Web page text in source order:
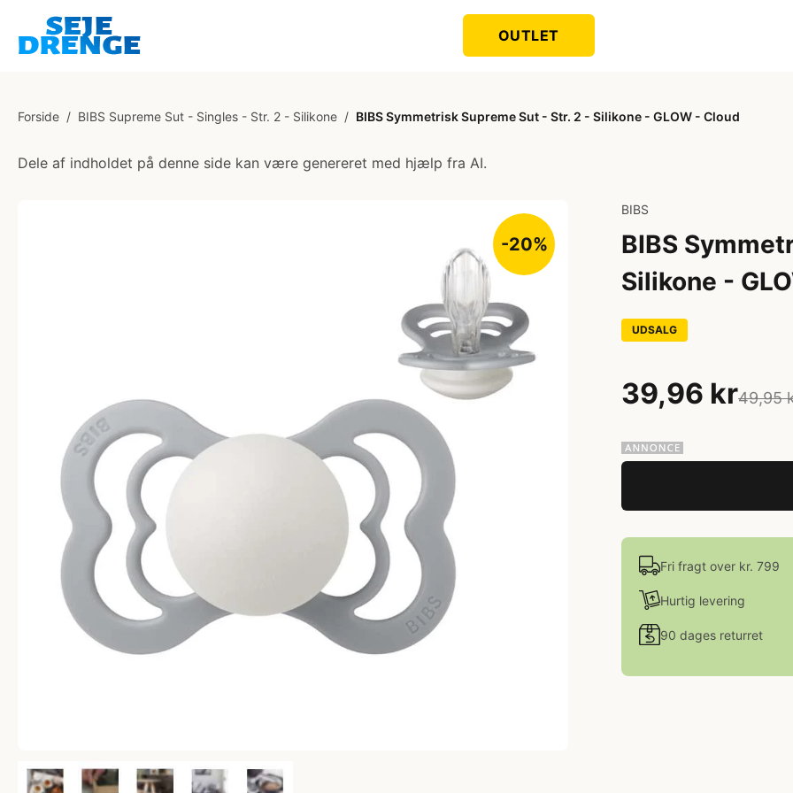
OUTLET
Forside / BIBS Supreme Sut - Singles - Str. 2 - Silikone / BIBS Symmetrisk Supreme Sut - Str. 2 - Silikone - GLOW - Cloud
Dele af indholdet på denne side kan være genereret med hjælp fra AI.
-20%
BIBS
BIBS
Silikone -
UDSALG
39,96 kr49,95
Fri fragt over kr. 799
Hurtig levering
90 dages returret